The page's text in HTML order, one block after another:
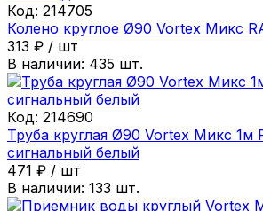
Код: 214705
Колено круглое Ø90 Vortex Микс
313 ₽ / шт
В наличии: 435 шт.
Код: 214690
Труба круглая Ø90 Vortex Микс 1м
сигнальный белый
471 ₽ / шт
В наличии: 133 шт.